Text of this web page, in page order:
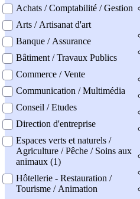
professionel
Achats / Comptabilité / Gestion
Arts / Artisanat d'art
Banque / Assurance
Bâtiment / Travaux Publics
Commerce / Vente
Communication / Multimédia
Conseil / Etudes
Direction d'entreprise
Espaces verts et naturels /
Agriculture / Pêche / Soins aux
animaux (1)
Hôtellerie - Restauration /
Tourisme / Animation